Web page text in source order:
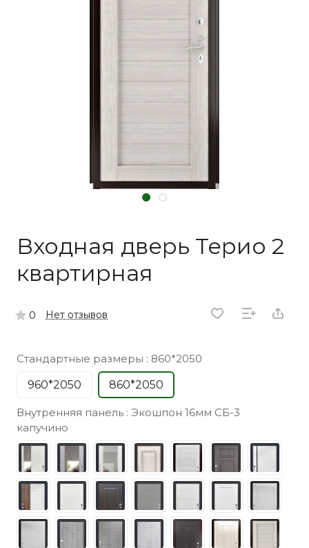
Входная дверь Терио 2
квартирная
0 Нет отзывов
Стандартные размеры : 860*2050
960*2050
860*2050
Внутренняя панель : Экошпон 16мм СБ-3
капучино